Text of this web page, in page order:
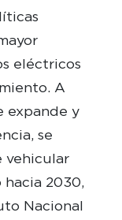
eléctricos
A
expande y
se
vehicular
2030,
Nacional